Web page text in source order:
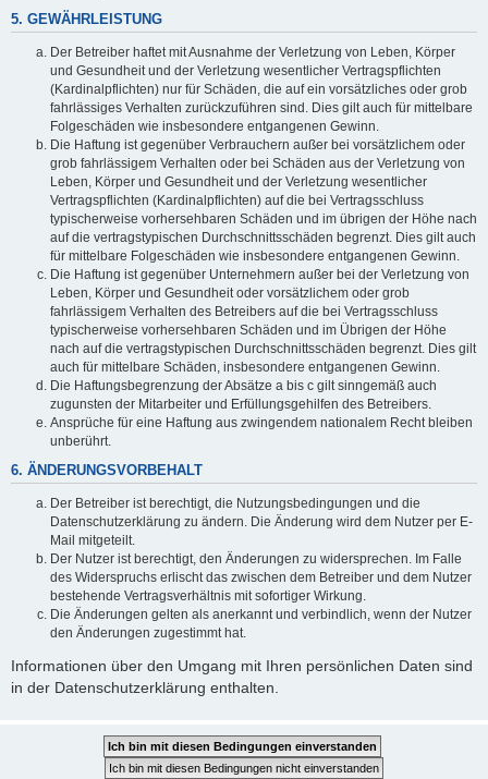
5. GEWÄHRLEISTUNG
Der Betreiber haftet mit Ausnahme der Verletzung von Leben, Körper
und Gesundheit und der Verletzung wesentlicher Vertragspflichten
(Kardinalpflichten) nur für Schäden, die auf ein vorsätzliches oder grob
fahrlässiges Verhalten zurückzuführen sind. Dies gilt auch für mittelbare
Folgeschäden wie insbesondere entgangenen Gewinn.
Die Haftung ist gegenüber Verbrauchern außer bei vorsätzlichem oder
grob fahrlässigem Verhalten oder bei Schäden aus der Verletzung von
Leben, Körper und Gesundheit und der Verletzung wesentlicher
Vertragspflichten (Kardinalpflichten) auf die bei Vertragsschluss
typischerweise vorhersehbaren Schäden und im übrigen der Höhe nach
auf die vertragstypischen Durchschnittsschäden begrenzt. Dies gilt auch
für mittelbare Folgeschäden wie insbesondere entgangenen Gewinn.
Die Haftung ist gegenüber Unternehmern außer bei der Verletzung von
Leben, Körper und Gesundheit oder vorsätzlichem oder grob
fahrlässigem Verhalten des Betreibers auf die bei Vertragsschluss
typischerweise vorhersehbaren Schäden und im Übrigen der Höhe
nach auf die vertragstypischen Durchschnittsschäden begrenzt. Dies gilt
auch für mittelbare Schäden, insbesondere entgangenen Gewinn.
Die Haftungsbegrenzung der Absätze a bis c gilt sinngemäß auch
zugunsten der Mitarbeiter und Erfüllungsgehilfen des Betreibers.
Ansprüche für eine Haftung aus zwingendem nationalem Recht bleiben
unberührt.
6. ÄNDERUNGSVORBEHALT
Der Betreiber ist berechtigt, die Nutzungsbedingungen und die
Datenschutzerklärung zu ändern. Die Änderung wird dem Nutzer per E-
Mail mitgeteilt.
Der Nutzer ist berechtigt, den Änderungen zu widersprechen. Im Falle
des Widerspruchs erlischt das zwischen dem Betreiber und dem Nutzer
bestehende Vertragsverhältnis mit sofortiger Wirkung.
Die Änderungen gelten als anerkannt und verbindlich, wenn der Nutzer
den Änderungen zugestimmt hat.
Informationen über den Umgang mit Ihren persönlichen Daten sind
in der Datenschutzerklärung enthalten.